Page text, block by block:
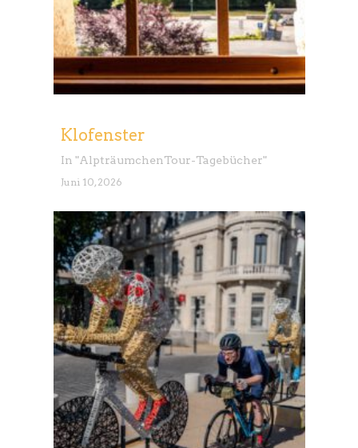
Klofenster
In "AlpträumchenTour-Tagebücher"
Juni 10, 2026